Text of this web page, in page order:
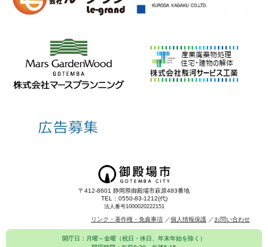
〒412-8601 静岡県御殿場市萩原483番地
TEL：0550-83-1212(代)
法人番号1000020222151
リンク・著作権・免責事項 個人情報保護 お問い合わせ
開庁日：月曜～金曜（祝日・休日、年末年始を除く）